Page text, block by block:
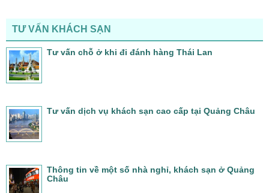
TƯ VẤN KHÁCH SẠN
Tư vấn chỗ ở khi đi đánh hàng Thái Lan
Tư vấn dịch vụ khách sạn cao cấp tại Quảng Châu
Thông tin về một số nhà nghỉ, khách sạn ở Quảng
Châu